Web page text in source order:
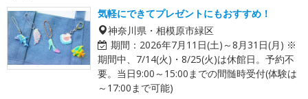
気軽にできてプレゼントにもおすすめ！
神奈川県・相模原市緑区
期間： 2026年7月11日(土)～8月31日(月) ※
期間中、7/14(火)・8/25(火)は休館日。予約不
要。当日9:00～15:00までの間髄時受付(体験は
～17:00まで可能)